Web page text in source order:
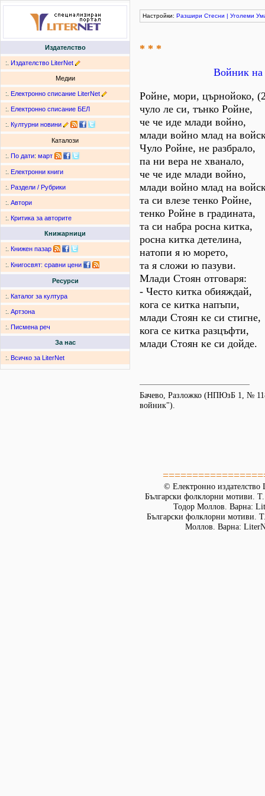
Издателство
:. Издателство LiterNet
Медии
:. Електронно списание LiterNet
:. Електронно списание БЕЛ
:. Културни новини
Каталози
:. По дати: март
:. Електронни книги
:. Раздели / Рубрики
:. Автори
:. Критика за авторите
Книжарници
:. Книжен пазар
:. Книгосвят: сравни цени
Ресурси
:. Каталог за култура
:. Артзона
:. Писмена реч
За нас
:. Всичко за LiterNet
Настройки: Разшири Стесни | Уголеми
* * *
Войник на
Ройне, мори, църнойоко,
чуло ле си, тънко Ройне,
че че иде млади войно,
млади войно млад на
Чуло Ройне, не разбрало,
па ни вера не хванало,
че че иде млади войно,
млади войно млад на
та си влезе тенко Ройне,
тенко Ройне в градината,
та си набра росна китка,
росна китка детелина,
натопи я ю морето,
та я сложи ю пазуви.
Млади Стоян отговаря:
- Често китка обияждай,
кога се китка напъпи,
млади Стоян ке си стигне,
кога се китка разцъфти,
млади Стоян ке си дойде.
Бачево, Разложко (НПЮзБ 1, №
войник").
© Електронно издателство
Български фолклорни мотиви.
Тодор Моллов. Варна:
Български фолклорни мотиви.
Моллов. Варна: